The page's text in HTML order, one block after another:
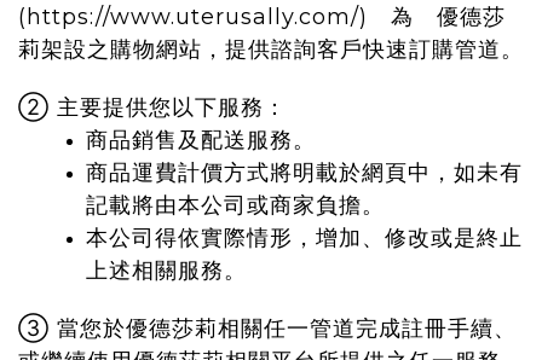
(https://www.uterusally.com/) 為 優德莎
莉架設之購物網站，提供諮詢客戶快速訂購管道。
② 主要提供您以下服務：
商品銷售及配送服務。
商品運費計價方式將明載於網頁中，如未有
記載將由本公司或商家負擔。
本公司得依實際情形，增加、修改或是終止
上述相關服務。
③ 當您於優德莎莉相關任一管道完成註冊手續、